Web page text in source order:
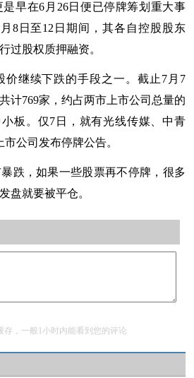
早在6月26日便已停牌筹划重大事
8日至12日期间，其各自控股股东
过股权质押融资。
价继续下跌的手段之一。截止7月7
计769家，约占两市上市公司总量的
板。仅7日，就有光线传媒、中青
公司发布停牌公告。
跌，如果一些股票再不停牌，很多
盘就要被平仓。
存，一般1小时内能看到您的评论